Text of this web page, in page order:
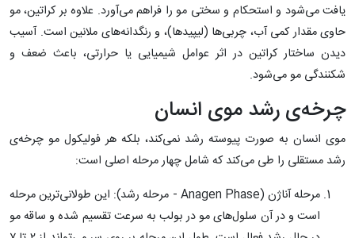
یافت می‌شود و استحکام و سختی مو را فراهم می‌آورد. علاوه بر کراتین، مو
حاوی مقدار کمی آب، چربی‌ها (لیپیدها)، و رنگدانه‌های ملانین است. آسیب
دیدن ساختار کراتین در اثر عوامل شیمیایی یا حرارتی، باعث ضعف و
شکنندگی مو می‌شود.
چرخه‌ی رشد موی انسان
موی انسان به صورت پیوسته رشد نمی‌کند، بلکه هر فولیکول مو چرخه‌ی
رشد مستقلی را طی می‌کند که شامل چهار مرحله اصلی است:
مرحله آناژن (Anagen Phase - مرحله رشد): این طولانی‌ترین مرحله
است و در آن سلول‌های مو در بولب به سرعت تقسیم شده و ساقه مو